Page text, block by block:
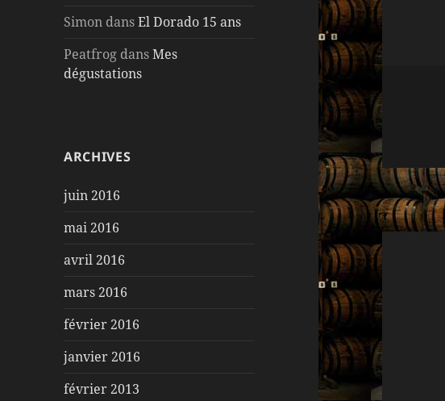
Simon dansEl Dorado 15 ans
Peatfrog dansMes
dégustations
ARCHIVES
juin 2016
mai 2016
avril 2016
mars 2016
février 2016
janvier 2016
février 2013